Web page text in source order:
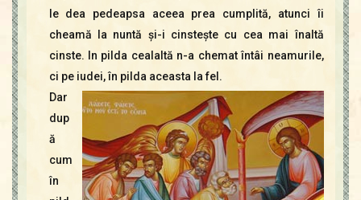
le dea pedeapsa aceea prea cumplită, atunci îi
cheamă la nuntă şi-i cinsteşte cu cea mai înaltă
cinste. In pilda cealaltă n-a chemat întâi neamurile,
ci pe iudei, în pilda aceasta la fel.
Dar
dup
ă
cum
în